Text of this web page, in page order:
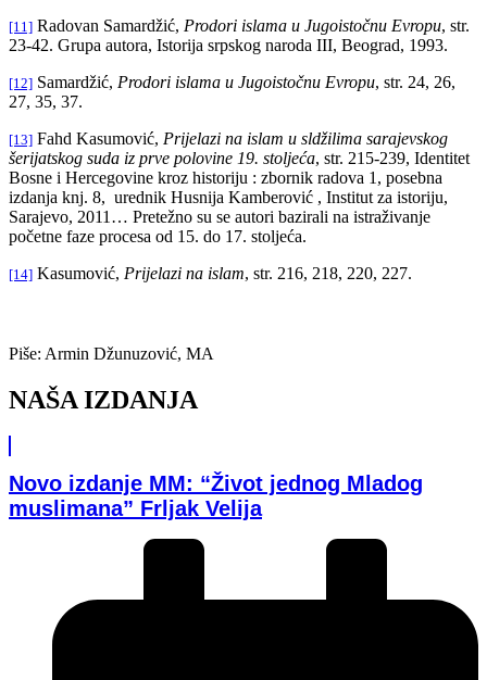
[11] Radovan Samardžić, Prodori islama u Jugoistočnu Evropu, str.
23-42. Grupa autora, Istorija srpskog naroda III, Beograd, 1993.
[12] Samardžić, Prodori islama u Jugoistočnu Evropu, str. 24, 26,
27, 35, 37.
[13] Fahd Kasumović, Prijelazi na islam u sldžilima sarajevskog
šerijatskog suda iz prve polovine 19. stoljeća, str. 215-239, Identitet
Bosne i Hercegovine kroz historiju : zbornik radova 1, posebna
izdanja knj. 8, urednik Husnija Kamberović , Institut za istoriju,
Sarajevo, 2011… Pretežno su se autori bazirali na istraživanje
početne faze procesa od 15. do 17. stoljeća.
[14] Kasumović, Prijelazi na islam, str. 216, 218, 220, 227.
Piše: Armin Džunuzović, MA
NAŠA IZDANJA
Novo izdanje MM: “Život jednog Mladog
muslimana” Frljak Velija